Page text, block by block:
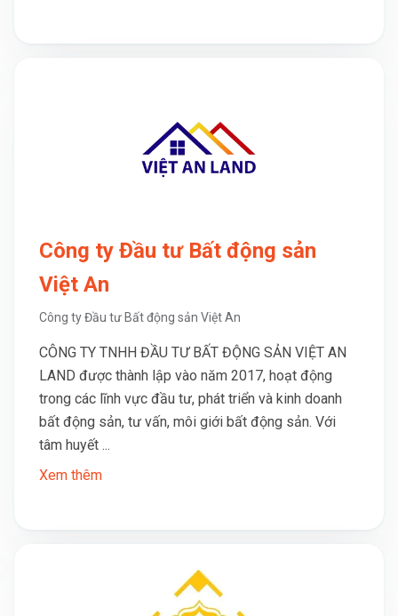
Công ty Đầu tư Bất động sản
Việt An
Công ty Đầu tư Bất động sản Việt An
CÔNG TY TNHH ĐẦU TƯ BẤT ĐỘNG SẢN VIỆT AN
LAND được thành lập vào năm 2017, hoạt động
trong các lĩnh vực đầu tư, phát triển và kinh doanh
bất động sản, tư vấn, môi giới bất động sản. Với
tâm huyết ...
Xem thêm